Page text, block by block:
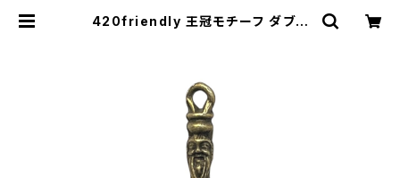
420friendly 王冠モチーフ ダブツ